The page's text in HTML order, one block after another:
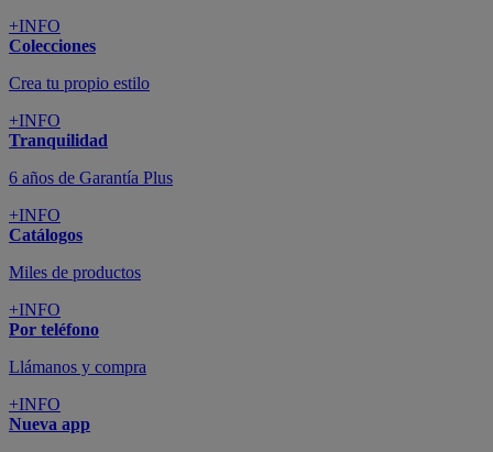
+INFO
Colecciones
Crea tu propio estilo
+INFO
Tranquilidad
6 años de Garantía Plus
+INFO
Catálogos
Miles de productos
+INFO
Por teléfono
Llámanos y compra
+INFO
Nueva app